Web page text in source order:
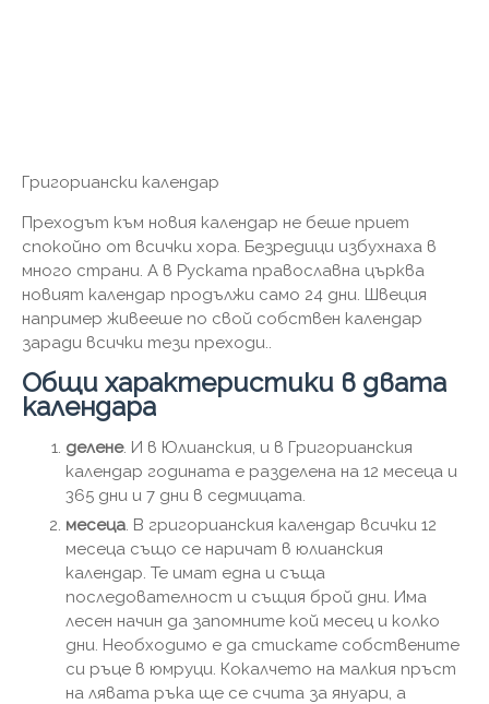
Григориански календар
Преходът към новия календар не беше приет
спокойно от всички хора. Безредици избухнаха в
много страни. А в Руската православна църква
новият календар продължи само 24 дни. Швеция
например живееше по свой собствен календар
заради всички тези преходи..
Общи характеристики в двата
календара
делене. И в Юлианския, и в Григорианския
календар годината е разделена на 12 месеца и
365 дни и 7 дни в седмицата.
месеца. В григорианския календар всички 12
месеца също се наричат ​​в юлианския
календар. Те имат една и съща
последователност и същия брой дни. Има
лесен начин да запомните кой месец и колко
дни. Необходимо е да стискате собствените
си ръце в юмруци. Кокалчето на малкия пръст
на лявата ръка ще се счита за януари, а